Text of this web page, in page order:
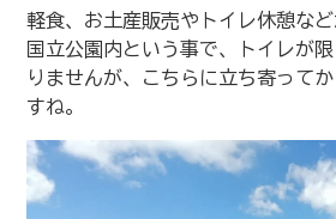
軽食、お土産販売やトイレ休憩など
国立公園内という事で、トイレが
りませんが、こちらに立ち寄って
すね。